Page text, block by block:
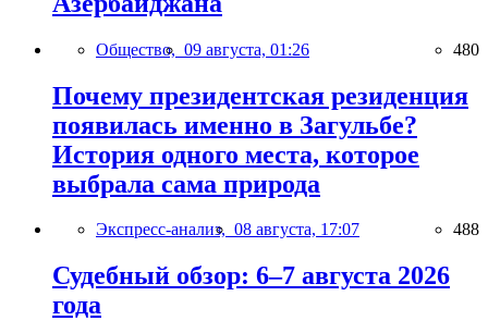
Общество, 09 августа, 01:26 480
Почему президентская резиденция
появилась именно в Загульбе?
История одного места, которое
выбрала сама природа
Экспресс-анализ, 08 августа, 17:07 488
Судебный обзор: 6–7 августа 2026
года